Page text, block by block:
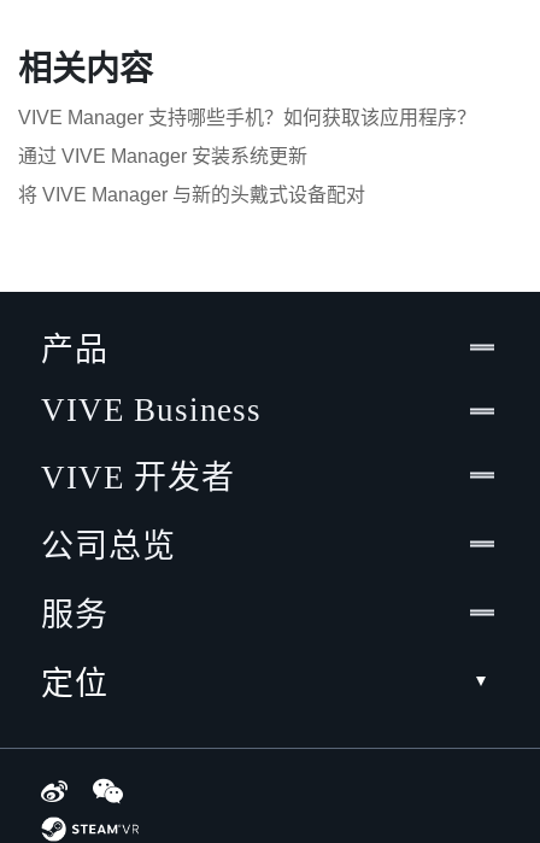
相关内容
VIVE Manager 支持哪些手机？如何获取该应用程序？
通过 VIVE Manager 安装系统更新
将 VIVE Manager 与新的头戴式设备配对
产品
VIVE Business
VIVE 开发者
公司总览
服务
定位